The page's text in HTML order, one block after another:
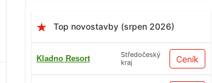
Top novostavby (srpen 2026)
Kladno Resort
Středočeský
kraj
Ceník